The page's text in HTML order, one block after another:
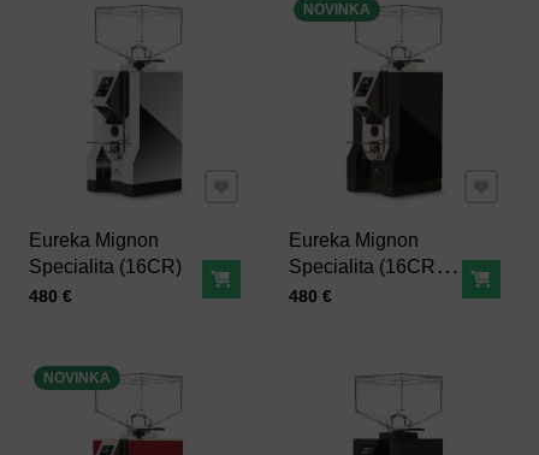
Eureka Mignon
Specialita (16CR)
Cena s DPH
480 € Do košíka
Eureka Mignon
Specialita (16CR),
čierny
Cena s DPH
480 € Do
NOVINKA
NOVINKA